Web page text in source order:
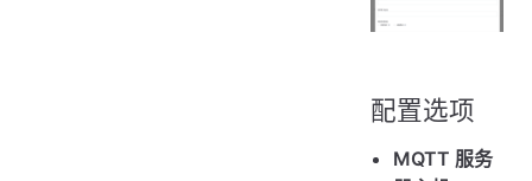
配置选项
MQTT 服务